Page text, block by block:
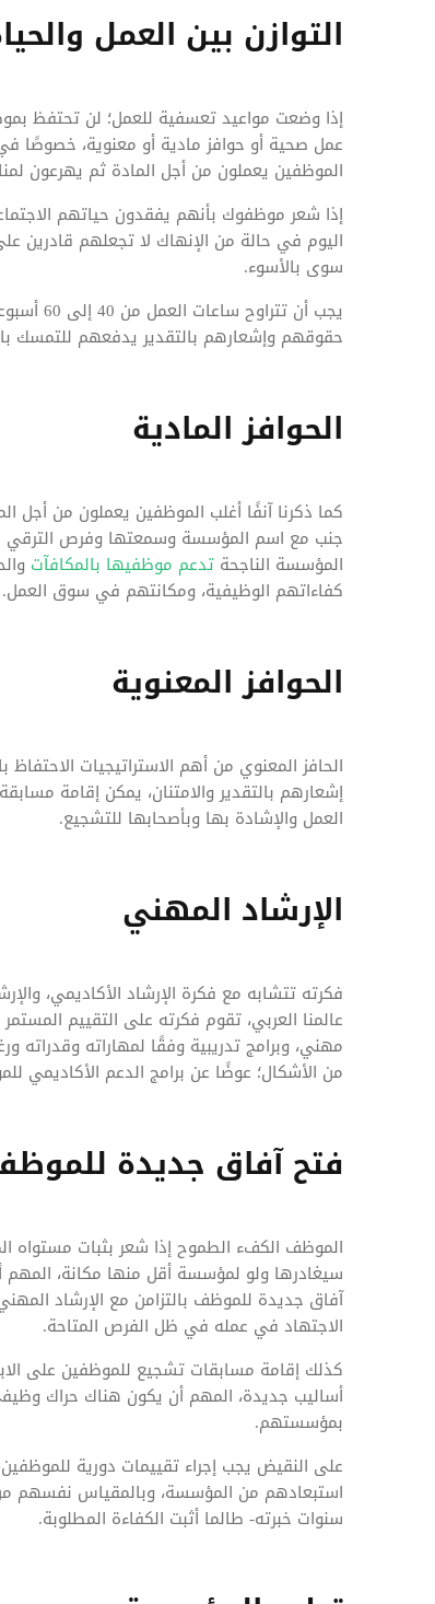
التوازن بين العمل
إذا وضعت مواعيد تعسفية للعمل؛ لن تحتفظ
عمل صحية أو حوافز مادية أو معنوية، خصوصًا في
الموظفين يعملون من أجل المادة ثم يهرعون
إذا شعر موظفوك بأنهم يفقدون حياتهم
اليوم في حالة من الإنهاك لا تجعلهم قادرين
سوى بالأسوء.
يجب أن
حقوقهم وإشعارهم بالتقدير يدفعهم للتمسك
الحوافز المادية
كما ذكرنا آنفًا أغلب الموظفين يعملون من أجل
جنب مع اسم المؤسسة وسمعتها وفرص الترقي
المؤسسة الناجحة تدعم موظفيها بالمكافآت
كفاءاتهم الوظيفية، ومكانتهم في سوق العمل.
الحوافز المعنوية
الحافز المعنوي من أهم الاستراتيجيات
إشعارهم بالتقدير والامتنان، يمكن إقامة
العمل والإشادة بها وبأصحابها للتشجيع.
الإرشاد المهني
فكرته تتشابه مع فكرة الإرشاد الأكاديمي،
عالمنا العربي، تقوم فكرته على التقييم
مهني، وبرامج تدريبية وفقًا لمهاراته
من الأشكال؛ عوضًا عن برامج الدعم الأكاديمي
فتح آفاق جديدة
الموظف الكفء الطموح إذا شعر بثبات مستواه
سيغادرها ولو لمؤسسة أقل منها مكانة،
آفاق جديدة للموظف بالتزامن مع الإرشاد
الاجتهاد في عمله في ظل الفرص المتاحة.
كذلك إقامة مسابقات تشجيع للموظفين على
أساليب جديدة، المهم أن يكون هناك حراك
بمؤسستهم.
على النقيض يجب إجراء تقييمات دورية
استبعادهم من المؤسسة، وبالمقياس نفسهم
سنوات خبرته- طالما أثبت الكفاءة المطلوبة.